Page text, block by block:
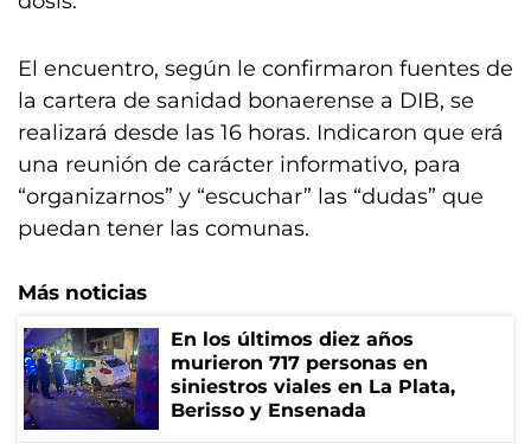
El encuentro, según le confirmaron fuentes de
la cartera de sanidad bonaerense a DIB, se
realizará desde las 16 horas. Indicaron que erá
una reunión de carácter informativo, para
“organizarnos” y “escuchar” las “dudas” que
puedan tener las comunas.
Más noticias
En los últimos diez años
murieron 717 personas en
siniestros viales en La Plata,
Berisso y Ensenada